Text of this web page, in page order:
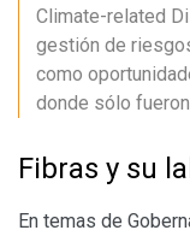
Climate-related
gestión de
como
donde sólo fueron
Fibras y su
En temas de